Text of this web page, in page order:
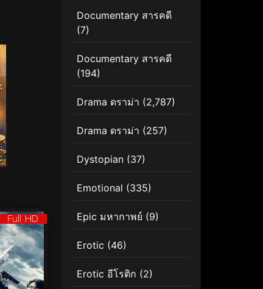
Full HD
Documentary สารคดี
(7)
Documentary สารคดี
(194)
Drama ดราม่า (2,787)
Drama ดราม่า (257)
Dystopian (37)
Emotional (335)
Epic มหากาพย์ (9)
Erotic (46)
Erotic อีโรติก (2)